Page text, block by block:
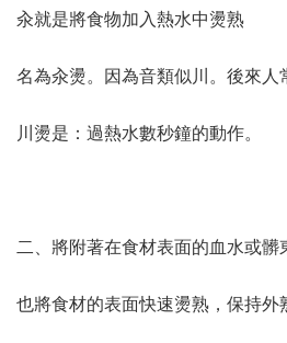
汆就是將食物加入熱水中燙熟
名為汆燙。因為音類似川。後來人
川燙是：過熱水數秒鐘的動作。
二、將附著在食材表面的血水或髒
也將食材的表面快速燙熟，保持外